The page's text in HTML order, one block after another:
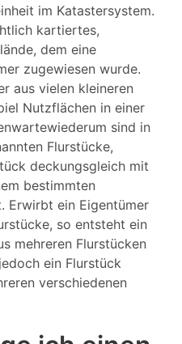
im Katastersystem.
kartiertes,
dem eine
zugewiesen wurde.
aus vielen kleineren
Nutzflächen in einer
sind in
Flurstücke,
deckungsgleich mit
bestimmten
Erwirbt ein Eigentümer
so entsteht ein
mehreren Flurstücken
ein Flurstück
verschiedenen